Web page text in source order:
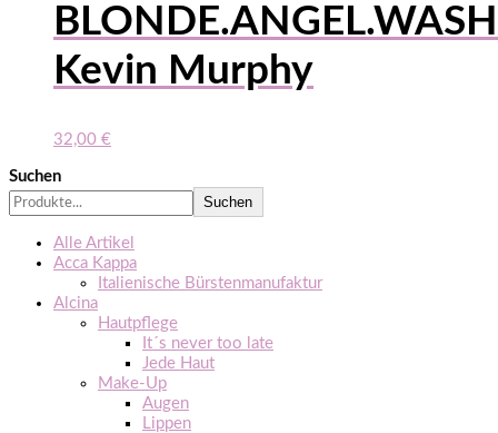
BLONDE.ANGEL.WASH
Kevin Murphy
32,00 €
Suchen
Suchen
Alle Artikel
Acca Kappa
Italienische Bürstenmanufaktur
Alcina
Hautpflege
It´s never too late
Jede Haut
Make-Up
Augen
Lippen